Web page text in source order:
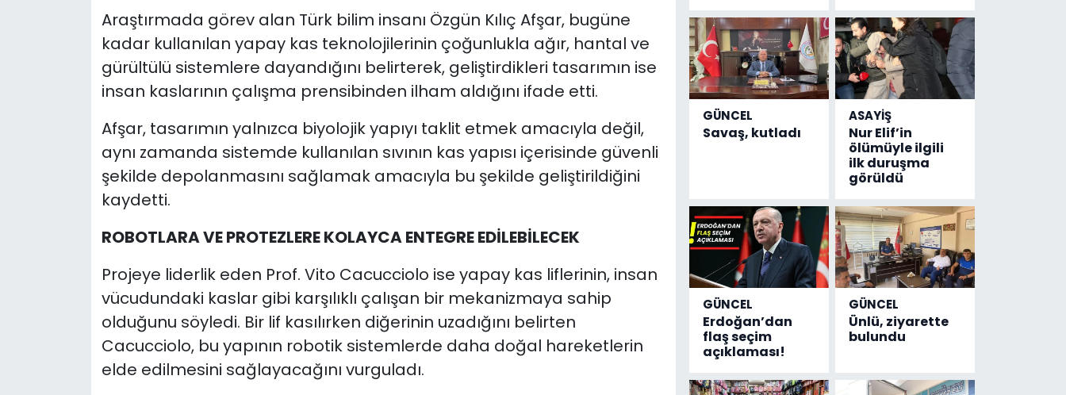
Araştırmada görev alan Türk bilim insanı Özgün Kılıç Afşar, bugüne
kadar kullanılan yapay kas teknolojilerinin çoğunlukla ağır, hantal ve
gürültülü sistemlere dayandığını belirterek, geliştirdikleri tasarımın ise
insan kaslarının çalışma prensibinden ilham aldığını ifade etti.
Afşar, tasarımın yalnızca biyolojik yapıyı taklit etmek amacıyla değil,
aynı zamanda sistemde kullanılan sıvının kas yapısı içerisinde güvenli
şekilde depolanmasını sağlamak amacıyla bu şekilde geliştirildiğini
kaydetti.
ROBOTLARA VE PROTEZLERE KOLAYCA ENTEGRE EDİLEBİLECEK
Projeye liderlik eden Prof. Vito Cacucciolo ise yapay kas liflerinin, insan
vücudundaki kaslar gibi karşılıklı çalışan bir mekanizmaya sahip
olduğunu söyledi. Bir lif kasılırken diğerinin uzadığını belirten
Cacucciolo, bu yapının robotik sistemlerde daha doğal hareketlerin
elde edilmesini sağlayacağını vurguladı.
GÜNCEL
Savaş, kutladı
ASAYİŞ
Nur Elif’in
ölümüyle ilgili
ilk duruşma
görüldü
GÜNCEL
Erdoğan’dan
flaş seçim
açıklaması!
GÜNCEL
Ünlü, ziyarette
bulundu